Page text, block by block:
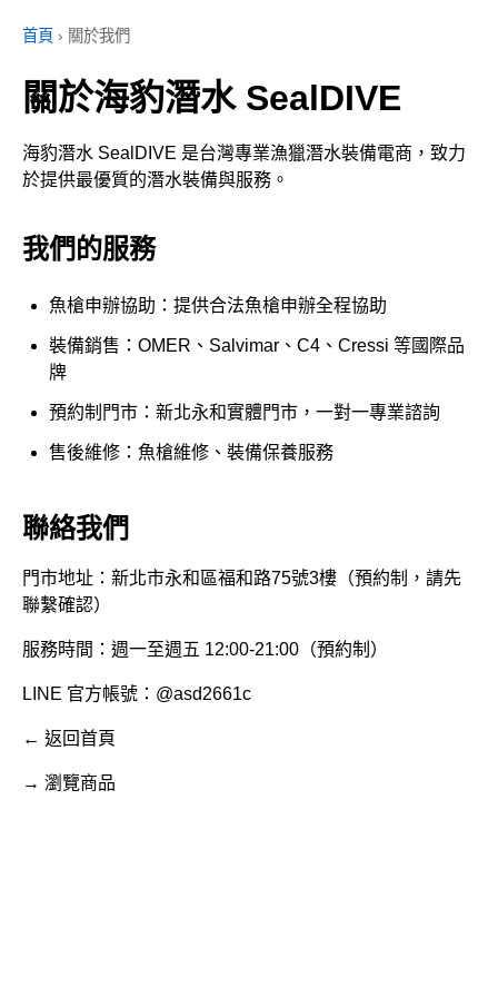
首頁 › 關於我們
關於海豹潛水 SealDIVE
海豹潛水 SealDIVE 是台灣專業漁獵潛水裝備電商，致力
於提供最優質的潛水裝備與服務。
我們的服務
魚槍申辦協助：提供合法魚槍申辦全程協助
裝備銷售：OMER、Salvimar、C4、Cressi 等國際品
牌
預約制門市：新北永和實體門市，一對一專業諮詢
售後維修：魚槍維修、裝備保養服務
聯絡我們
門市地址：新北市永和區福和路75號3樓（預約制，請先
聯繫確認）
服務時間：週一至週五 12:00-21:00（預約制）
LINE 官方帳號：@asd2661c
← 返回首頁
→ 瀏覽商品